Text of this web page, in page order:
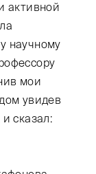
активной
научному
мои
увидев
сказал: